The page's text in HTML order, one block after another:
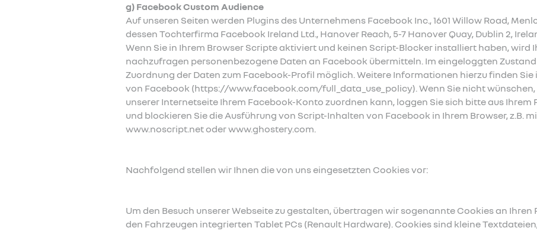
g) Facebook Custom Audience
Auf unseren Seiten werden Plugins des Unternehmens Facebook Inc., 1601 Willow Road,
dessen Tochterfirma Facebook Ireland Ltd., Hanover Reach, 5-7 Hanover Quay, Dublin 2,
Wenn Sie in Ihrem Browser Scripte aktiviert und keinen Script-Blocker installiert haben, wird
nachzufragen personenbezogene Daten an Facebook übermitteln. Im eingeloggten
Zuordnung der Daten zum Facebook-Profil möglich. Weitere Informationen hierzu finden
von Facebook (https://www.facebook.com/full_data_use_policy). Wenn Sie nicht wünschen,
unserer Internetseite Ihrem Facebook-Konto zuordnen kann, loggen Sie sich bitte aus
und blockieren Sie die Ausführung von Script-Inhalten von Facebook in Ihrem Browser, z.B.
www.noscript.net oder www.ghostery.com.
Nachfolgend stellen wir Ihnen die von uns eingesetzten Cookies vor:
Um den Besuch unserer Webseite zu gestalten, übertragen wir sogenannte Cookies an Ihren
den Fahrzeugen integrierten Tablet PCs (Renault Hardware). Cookies sind kleine